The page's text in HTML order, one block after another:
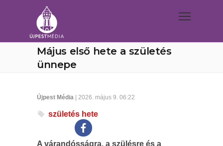
Május első hete a születés
ünnepe
Újpest Média | 2026. május 9. 06:22
születés hete
A várandósságra, a szülésre és a